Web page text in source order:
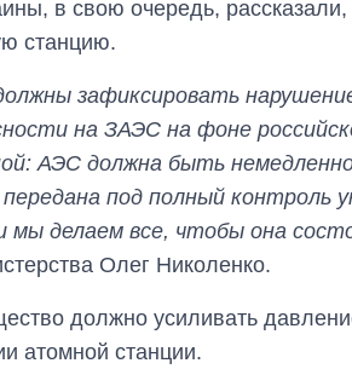
в свою очередь, рассказали,
станцию.
зафиксировать
на ЗАЭС на фоне
АЭС должна быть
под полный контроль
делаем все, чтобы она
Олег Николенко.
должно усиливать
атомной станции.